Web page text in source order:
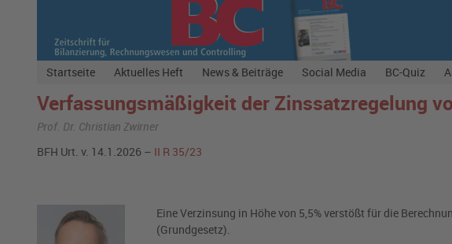
Startseite Aktuelles Heft News & Beiträge Social Media BC-Quiz
Verfassungsmäßigkeit der Zinssatzregelung
Prof. Dr. Christian Zwirner
BFH Urt. v. 14.1.2026 – II R 35/23
Eine Verzinsung in Höhe von 5,5% verstößt für die
(Grundgesetz).